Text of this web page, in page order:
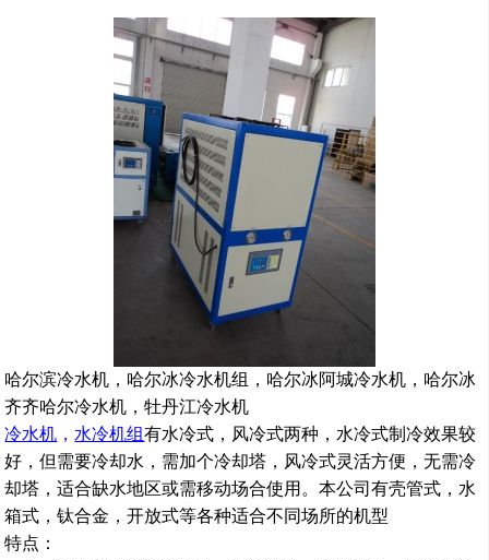
哈尔滨冷水机，哈尔冰冷水机组，哈尔冰阿城冷水机，哈尔冰
齐齐哈尔冷水机，牡丹江冷水机
冷水机 ， 水冷机组有水冷式，风冷式两种，水冷式制冷效果较
好，但需要冷却水，需加个冷却塔，风冷式灵活方便，无需冷
却塔，适合缺水地区或需移动场合使用。本公司有壳管式，水
箱式，钛合金，开放式等各种适合不同场所的机型
特点：